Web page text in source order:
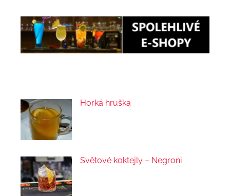
Horká hruška
Světové koktejly – Negroni